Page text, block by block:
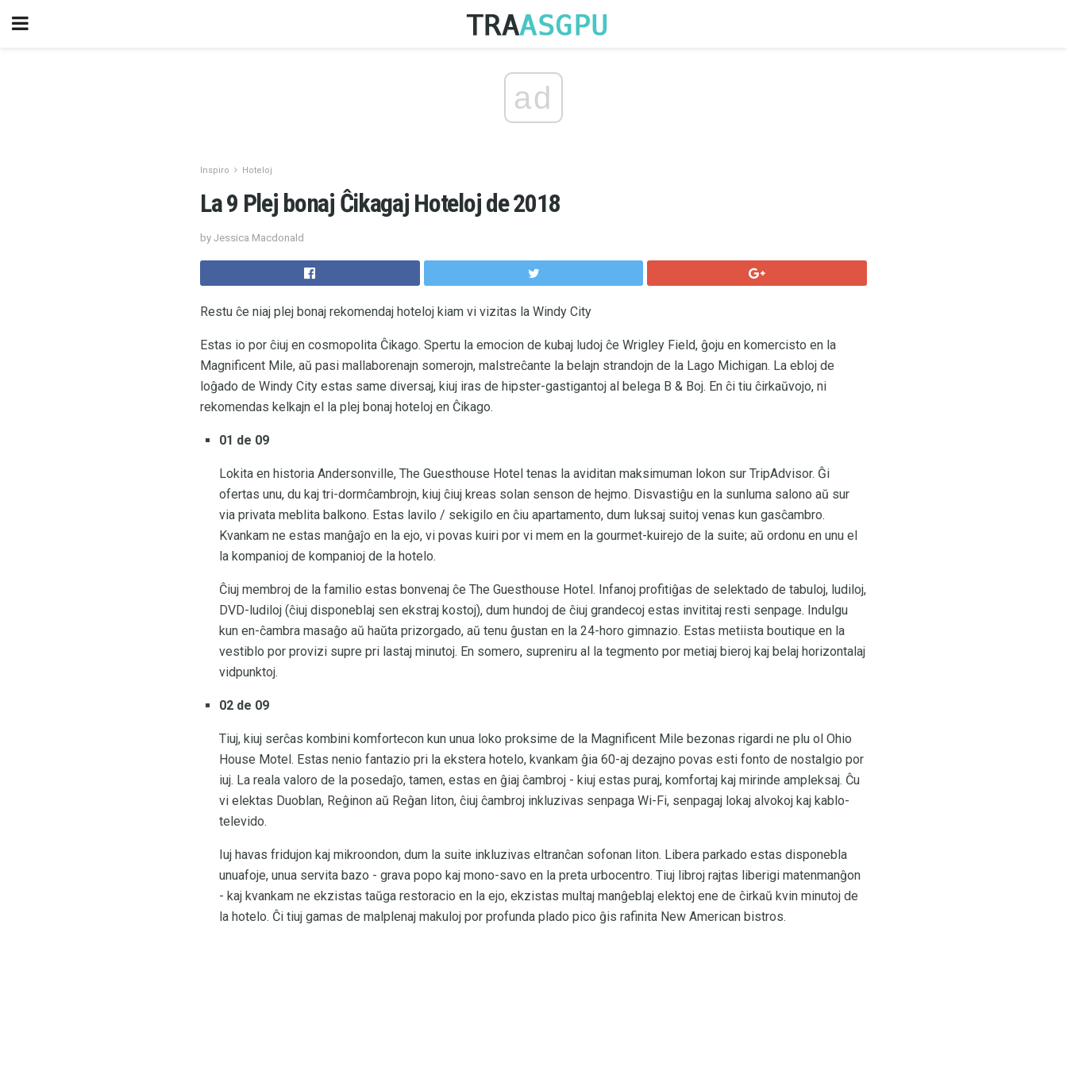
ad
Inspiro Hoteloj
La 9 Plej bonaj Ĉikagaj Hoteloj de 2018
by Jessica Macdonald
Restu ĉe niaj plej bonaj rekomendaj hoteloj kiam vi vizitas la Windy City
Estas io por ĉiuj en cosmopolita Ĉikago. Spertu la emocion de kubaj ludoj ĉe Wrigley Field, ĝoju en komercisto en la
Magnificent Mile, aŭ pasi mallaborenajn somerojn, malstreĉante la belajn strandojn de la Lago Michigan. La ebloj de
loĝado de Windy City estas same diversaj, kiuj iras de hipster-gastigantoj al belega B & Boj. En ĉi tiu ĉirkaŭvojo, ni
rekomendas kelkajn el la plej bonaj hoteloj en Ĉikago.
01 de 09
Lokita en historia Andersonville, The Guesthouse Hotel tenas la aviditan maksimuman lokon sur TripAdvisor. Ĝi
ofertas unu, du kaj tri-dormĉambrojn, kiuj ĉiuj kreas solan senson de hejmo. Disvastiĝu en la sunluma salono aŭ sur
via privata meblita balkono. Estas lavilo / sekigilo en ĉiu apartamento, dum luksaj suitoj venas kun gasĉambro.
Kvankam ne estas manĝaĵo en la ejo, vi povas kuiri por vi mem en la gourmet-kuirejo de la suite; aŭ ordonu en unu el
la kompanioj de kompanioj de la hotelo.
Ĉiuj membroj de la familio estas bonvenaj ĉe The Guesthouse Hotel. Infanoj profitiĝas de selektado de tabuloj, ludiloj,
DVD-ludiloj (ĉiuj disponeblaj sen ekstraj kostoj), dum hundoj de ĉiuj grandecoj estas invititaj resti senpage. Indulgu
kun en-ĉambra masaĝo aŭ haŭta prizorgado, aŭ tenu ĝustan en la 24-horo gimnazio. Estas metiista boutique en la
vestiblo por provizi supre pri lastaj minutoj. En somero, supreniru al la tegmento por metiaj bieroj kaj belaj horizontalaj
vidpunktoj.
02 de 09
Tiuj, kiuj serĉas kombini komfortecon kun unua loko proksime de la Magnificent Mile bezonas rigardi ne plu ol Ohio
House Motel. Estas nenio fantazio pri la ekstera hotelo, kvankam ĝia 60-aj dezajno povas esti fonto de nostalgio por
iuj. La reala valoro de la posedaĵo, tamen, estas en ĝiaj ĉambroj - kiuj estas puraj, komfortaj kaj mirinde ampleksaj. Ĉu
vi elektas Duoblan, Reĝinon aŭ Reĝan liton, ĉiuj ĉambroj inkluzivas senpaga Wi-Fi, senpagaj lokaj alvokoj kaj kablo-
televido.
Iuj havas fridujon kaj mikroondon, dum la suite inkluzivas eltranĉan sofonan liton. Libera parkado estas disponebla
unuafoje, unua servita bazo - grava popo kaj mono-savo en la preta urbocentro. Tiuj libroj rajtas liberigi matenmanĝon
- kaj kvankam ne ekzistas taŭga restoracio en la ejo, ekzistas multaj manĝeblaj elektoj ene de ĉirkaŭ kvin minutoj de
la hotelo. Ĉi tiuj gamas de malplenaj makuloj por profunda plado pico ĝis rafinita New American bistros.